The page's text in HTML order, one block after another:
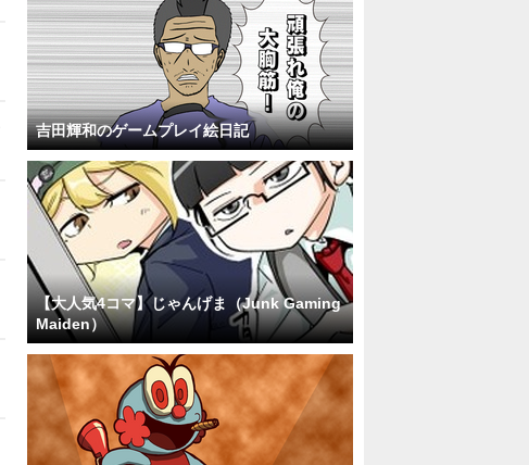
吉田輝和のゲームプレイ絵日記
【大人気4コマ】じゃんげま（Junk Gaming
Maiden）